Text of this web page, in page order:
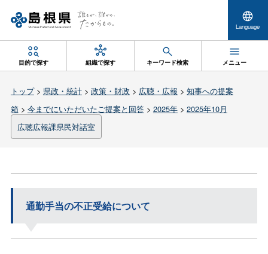
Language
目的で探す 組織で探す キーワード検索 メニュー
トップ> 県政・統計> 政策・財政 > 広聴・広報 > 知事への提案
箱> 今までにいただいたご提案と回答> 2025年> 2025年10月
広聴広報課県民対話室
通勤手当の不正受給について